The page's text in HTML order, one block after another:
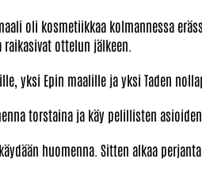
oli kosmetiikkaa kolmannessa
ottelun jälkeen.
yksi Epin maalille ja yksi Taden
torstaina ja käy pelillisten
huomenna. Sitten alkaa